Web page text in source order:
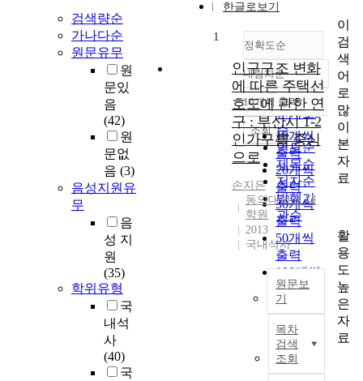
검색량순
가나다순
원문유무
원
문있
음
(42)
원
문없
음 (3)
음성지원유
무
음
성 지
원
(35)
학위유형
국
내석
사
(40)
국
한글로보기
정확도순
정확도
순
인기도
순
연도순
제목순
저자순
발행기
관순
내림차순
내림차순
10개씩 출력
10개씩
출력
20개씩
출력
30개씩
출력
50개씩
출력
100개씩
출력
조회
1
인구구조 변화
에 따른 주택선
호도에 관한 연
구 : 부산시 1-2
인가구를 중심
으로
손지은
동의대학교 대
학원
2013
국내석사
원문보
기
목차
검색
조회
이
검
색
어
로
많
이
본
자
료
활
용
도
높
은
자
료